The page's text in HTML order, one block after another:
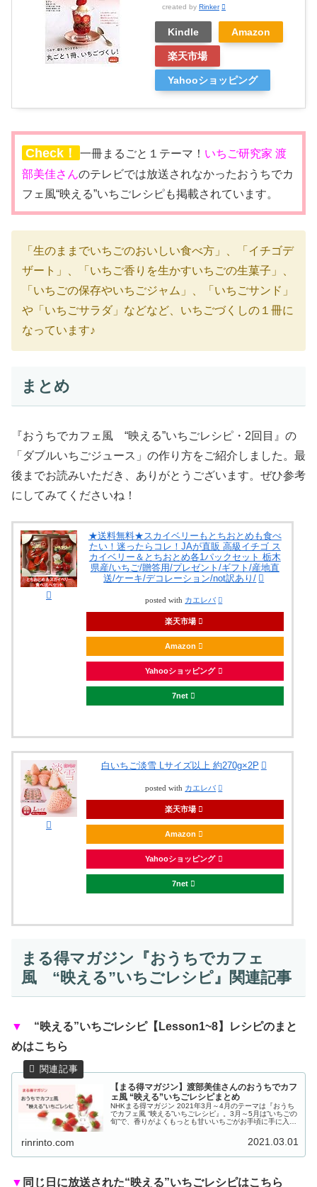
created by Rinker
Kindle Amazon
楽天市場
Yahooショッピング
Check！ 一冊まるごと１テーマ！ いちご研究家 渡
部美佳さんのテレビでは放送されなかったおうちでカ
フェ風“映える”いちごレシピも掲載されています。
「生のままでいちごのおいしい食べ方」、「イチゴデ
ザート」、「いちご香りを生かすいちごの生菓子」、
「いちごの保存やいちごジャム」、「いちごサンド」
や「いちごサラダ」などなど、いちごづくしの１冊に
なっています♪
まとめ
『おうちでカフェ風 “映える”いちごレシピ・2回目』の
「ダブルいちごジュース」の作り方をご紹介しました。最
後までお読みいただき、ありがとうございます。ぜひ参考
にしてみてくださいね！
★送料無料★スカイベリーもとちおとめも食べ
たい！迷ったらコレ！JAが直販 高級イチゴ ス
カイベリー＆とちおとめ各1パックセット 栃木
県産/いちご/贈答用/プレゼント/ギフト/産地直
送/ケーキ/デコレーション/not訳あり/
posted with カエレバ
楽天市場
Amazon
Yahooショッピング
7net
白いちご淡雪 Lサイズ以上 約270g×2P
posted with カエレバ
楽天市場
Amazon
Yahooショッピング
7net
まる得マガジン『おうちでカフェ
風 “映える”いちごレシピ』関連記事
▼
“映える”いちごレシピ【Lesson1~8】レシピのまと
めはこちら
【まる得マガジン】渡部美佳さんのおうちでカフ
ェ風 “映える”いちごレシピまとめ
NHKまる得マガジン 2021年3月～4月のテーマは『おうち
でカフェ風 “映える”いちごレシピ』。3月～5月は”いちごの
旬”で、香りがよくもっとも甘いいちごがお手頃に手に入る
rinrinto.com 2021.03.01
▼ 同じ日に放送された“映える”いちごレシピはこちら